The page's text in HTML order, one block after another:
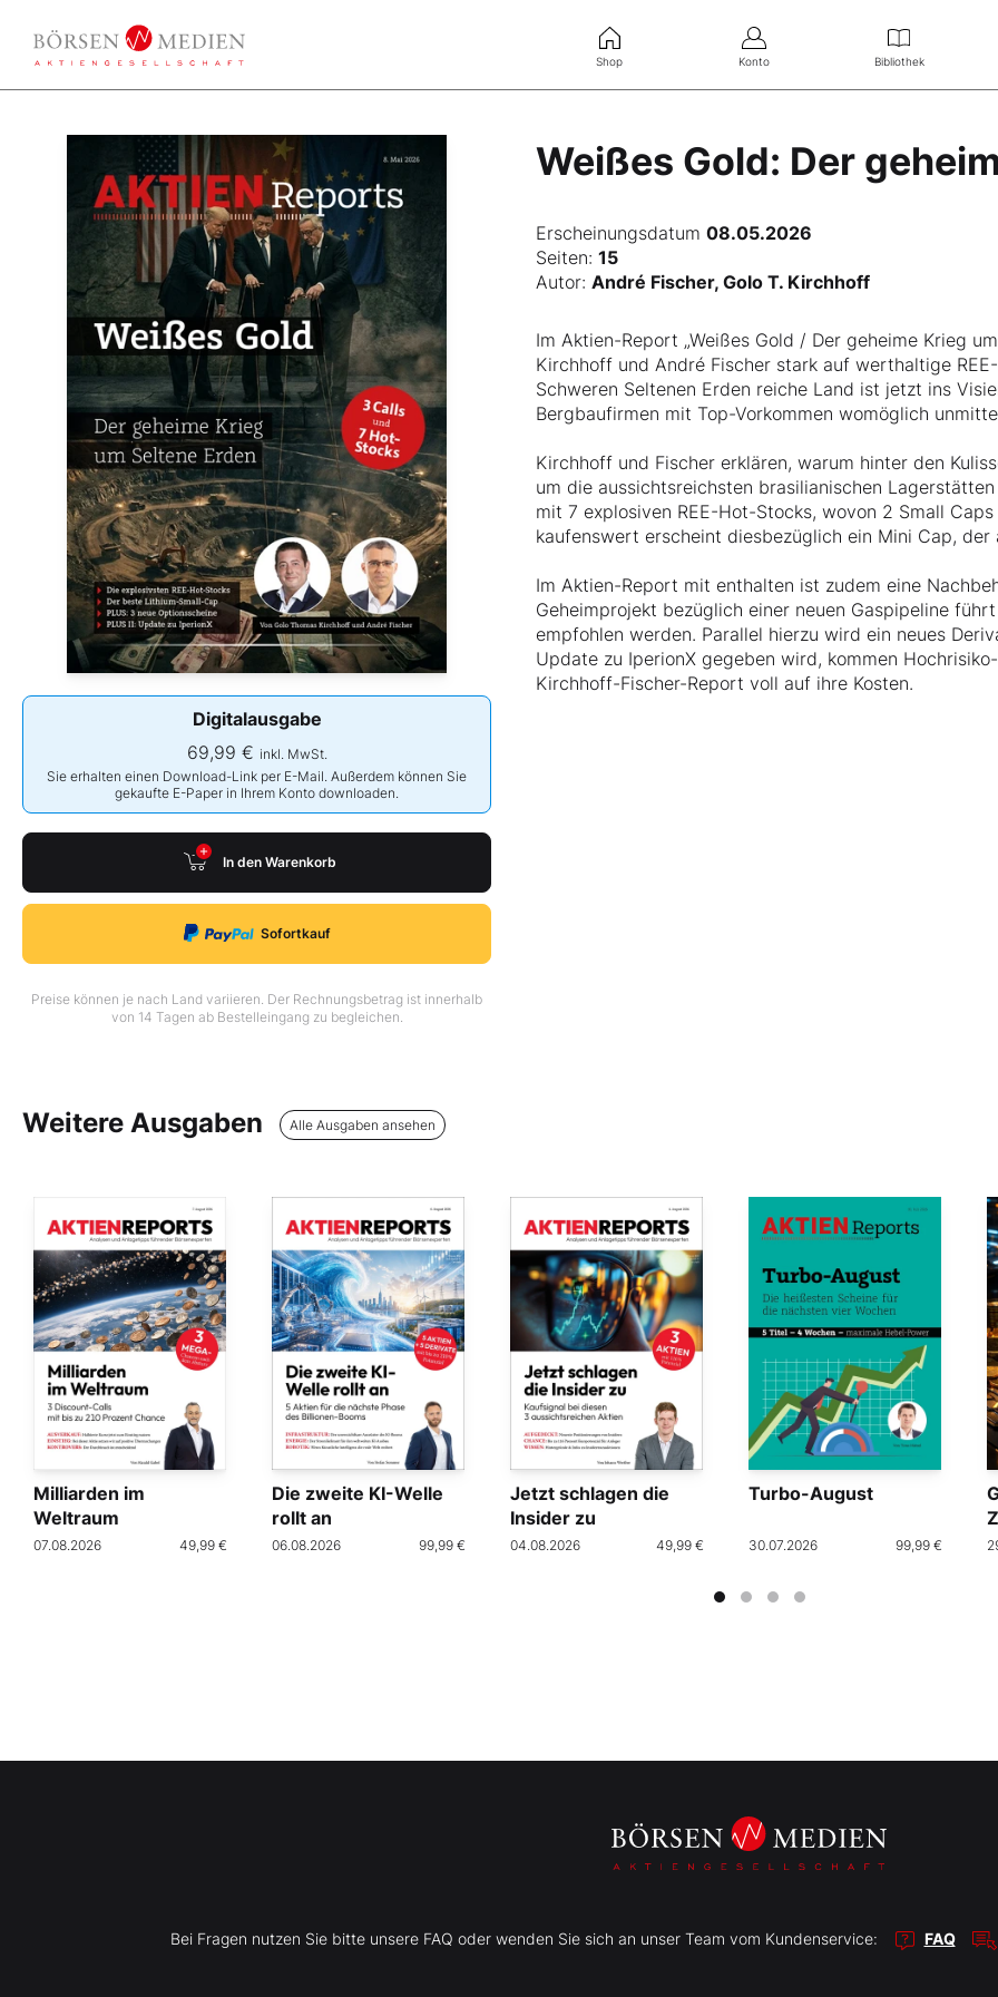
Shop Konto Bibliothek
Weißes Gold: Der
Erscheinungsdatum08.05.2026
Digitalausgabe
69,99 € inkl. MwSt.
Sie erhalten einen Download-Link per E-Mail. Außerdem können Sie
gekaufte E-Paper in Ihrem Konto downloaden.
In den Warenkorb
Sofortkauf
Preise können je nach Land variieren. Der Rechnungsbetrag ist innerhalb
von 14 Tagen ab Bestelleingang zu begleichen.
Seiten:15
Autor:André Fischer, Golo T. Kirchhoff
Im Aktien-Report „Weißes Gold / Der geheime Krieg
Kirchhoff und André Fischer stark auf werthaltige
Schweren Seltenen Erden reiche Land ist jetzt ins
Bergbaufirmen mit Top-Vorkommen womöglich
Kirchhoff und Fischer erklären, warum hinter den
um die aussichtsreichsten brasilianischen
mit 7 explosiven REE-Hot-Stocks, wovon 2 Small
kaufenswert erscheint diesbezüglich ein Mini Cap,
Im Aktien-Report mit enthalten ist zudem eine
Geheimprojekt bezüglich einer neuen Gaspipeline
empfohlen werden. Parallel hierzu wird ein neues
Update zu IperionX gegeben wird, kommen
Kirchhoff-Fischer-Report voll auf ihre Kosten.
Weitere Ausgaben Alle Ausgaben ansehen
Milliarden im
Weltraum
07.08.2026 49,99 €
Die zweite KI-Welle
rollt an
06.08.2026 99,99 €
Jetzt schlagen die
Insider zu
04.08.2026 49,99 €
Turbo-August
30.07.2026 99,99 €
Bei Fragen nutzen Sie bitte unsere FAQ oder wenden Sie sich an unser Team vom Kundenservice: FAQ